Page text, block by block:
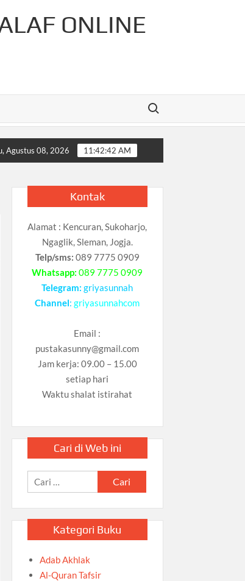
ONLINE
Search for:
Cahaya Tauhid Press
Agustus 08, 2026 11:42:43 AM
Kontak
Alamat : Kencuran, Sukoharjo,
Ngaglik, Sleman, Jogja.
Telp/sms: 089 7775 0909
Whatsapp: 089 7775 0909
Telegram:griyasunnah
Channel:griyasunnahcom
Email :
pustakasunny@gmail.com
Jam kerja: 09.00 – 15.00
setiap hari
Waktu shalat istirahat
Cari di Web ini
Cari
untuk:
Kategori Buku
Adab Akhlak
Al-Quran Tafsir